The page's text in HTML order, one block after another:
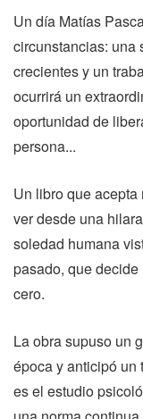
Un día Matías
circunstancias: una
crecientes y un
ocurrirá un
oportunidad de
persona...
Un libro que
ver desde una
soledad humana
pasado, que
cero.
La obra supuso un
época y anticipó un
es el estudio